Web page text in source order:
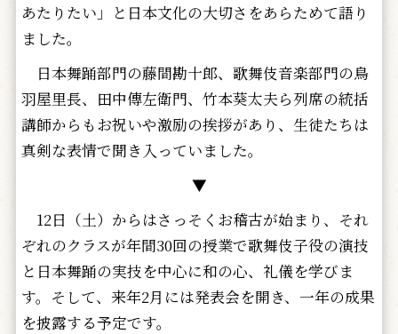
あたりたい」と日本文化の大切さをあらためて語り
ました。
日本舞踊部門の藤間勘十郎、歌舞伎音楽部門の鳥
羽屋里長、田中傳左衛門、竹本葵太夫ら列席の統括
講師からもお祝いや激励の挨拶があり、生徒たちは
真剣な表情で聞き入っていました。
▼
12日（土）からはさっそくお稽古が始まり、それ
ぞれのクラスが年間30回の授業で歌舞伎子役の演技
と日本舞踊の実技を中心に和の心、礼儀を学びま
す。そして、来年2月には発表会を開き、一年の成果
を披露する予定です。